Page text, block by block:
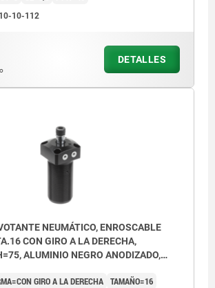
giro
sujeción
10-112
DETALLES
NEUMÁTICO, ENROSCABLE
CON GIRO A LA DERECHA,
ALUMINIO NEGRO ANODIZADO,
GIRO A LA DERECHA TAMAÑO=16